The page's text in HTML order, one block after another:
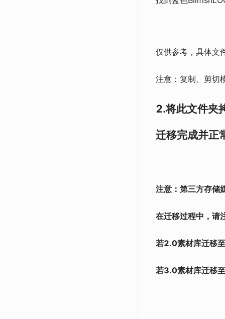
仅供参考，具体文
注意：复制、剪切
2.将此文件夹
迁移完成并正
注意：第三方存储
在迁移过程中，请
若2.0素材库迁移
若3.0素材库迁移